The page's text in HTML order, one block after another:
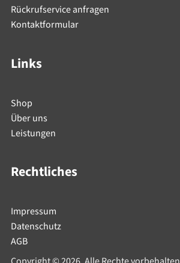
Rückrufservice anfragen
Kontaktformular
Links
Shop
Über uns
Leistungen
Rechtliches
Impressum
Datenschutz
AGB